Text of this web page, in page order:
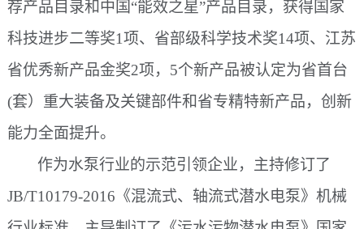
荐产品目录和中国“能效之星”产品目录，获得国家
科技进步二等奖1项、省部级科学技术奖14项、江苏
省优秀新产品金奖2项，5个新产品被认定为省首台
(套）重大装备及关键部件和省专精特新产品，创新
能力全面提升。
作为水泵行业的示范引领企业，主持修订了
JB/T10179-2016《混流式、轴流式潜水电泵》机械